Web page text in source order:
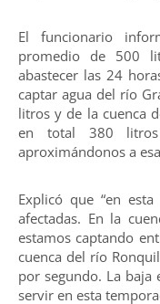
El funcionario
promedio de 500
abastecer las 24
captar agua del río
litros y de la cuenca
en total 380
aproximándonos a
Explicó que “en
afectadas. En la
estamos captando
cuenca del río
por segundo. La baja
servir en esta